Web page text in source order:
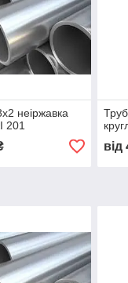
неіржавка
201
від